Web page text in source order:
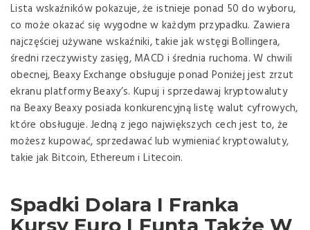
Lista wskaźników pokazuje, że istnieje ponad 50 do wyboru,
co może okazać się wygodne w każdym przypadku. Zawiera
najczęściej używane wskaźniki, takie jak wstęgi Bollingera,
średni rzeczywisty zasięg, MACD i średnia ruchoma. W chwili
obecnej, Beaxy Exchange obsługuje ponad Poniżej jest zrzut
ekranu platformy Beaxy’s. Kupuj i sprzedawaj kryptowaluty
na Beaxy Beaxy posiada konkurencyjną listę walut cyfrowych,
które obsługuje. Jedną z jego największych cech jest to, że
możesz kupować, sprzedawać lub wymieniać kryptowaluty,
takie jak Bitcoin, Ethereum i Litecoin.
Spadki Dolara I Franka
Kursy Euro I Funta Także W